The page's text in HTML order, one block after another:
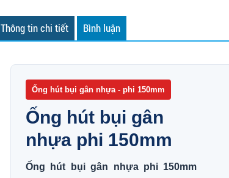
Thông tin chi tiết Bình luận
Ống hút bụi gân nhựa - phi 150mm
Ống hút bụi gân
nhựa phi 150mm
Ống hút bụi gân nhựa phi 150mm